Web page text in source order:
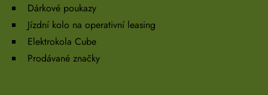
Dárkové poukazy
Jízdní kolo na operativní leasing
Elektrokola Cube
Prodávané značky